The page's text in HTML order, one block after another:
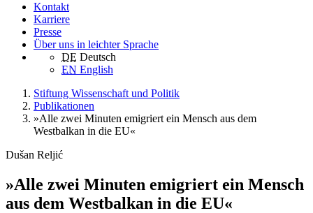
Kontakt
Karriere
Presse
Über uns in leichter Sprache
DE Deutsch
EN English
Stiftung Wissenschaft und Politik
Publikationen
»Alle zwei Minuten emigriert ein Mensch aus dem
Westbalkan in die EU«
Dušan Reljić
»Alle zwei Minuten emigriert ein Mensch
aus dem Westbalkan in die EU«